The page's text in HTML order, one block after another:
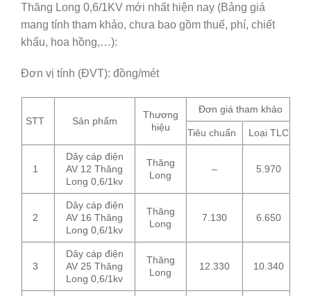
Thăng Long 0,6/1KV mới nhất hiện nay (Bảng giá
mang tính tham khảo, chưa bao gồm thuế, phí, chiết
khấu, hoa hồng,…):
Đơn vị tính (ĐVT): đồng/mét
STT Sản phẩm
Thương
hiệu
Đơn giá tham khảo
Tiêu chuẩn Loại TLC
1
Dây cáp điện
AV 12 Thăng
Long 0,6/1kv
Thăng
Long
– 5.970
2
Dây cáp điện
AV 16 Thăng
Long 0,6/1kv
Thăng
Long
7.130 6.650
3
Dây cáp điện
AV 25 Thăng
Long 0,6/1kv
Thăng
Long
12.330 10.340